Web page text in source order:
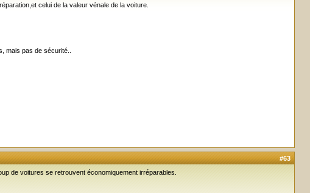
celui de la valeur vénale de la voiture.
mais pas de sécurité..
#63
de voitures se retrouvent économiquement irréparables.